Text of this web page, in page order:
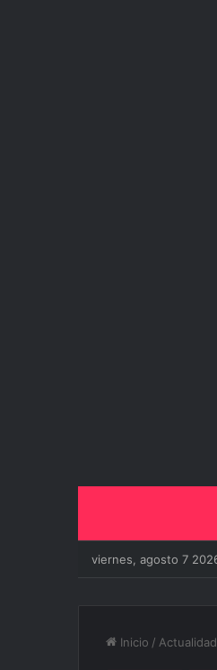
viernes, agosto 7
Inicio / Actualidad